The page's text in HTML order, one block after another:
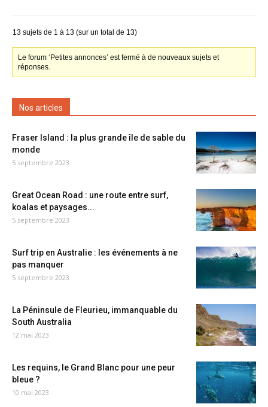
13 sujets de 1 à 13 (sur un total de 13)
Le forum ‘Petites annonces’ est fermé à de nouveaux sujets et
réponses.
Nos articles
Fraser Island : la plus grande île de sable du
monde
5 septembre 2023
Great Ocean Road : une route entre surf,
koalas et paysages...
5 septembre 2023
Surf trip en Australie : les événements à ne
pas manquer
5 septembre 2023
La Péninsule de Fleurieu, immanquable du
South Australia
12 mai 2023
Les requins, le Grand Blanc pour une peur
bleue ?
10 mai 2023